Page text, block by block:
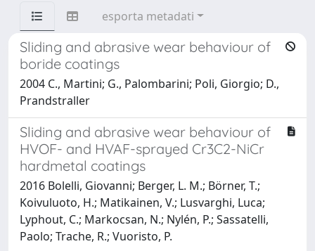
esporta metadati
Sliding and abrasive wear behaviour of
boride coatings
2004 C., Martini; G., Palombarini; Poli, Giorgio; D.,
Prandstraller
Sliding and abrasive wear behaviour of
HVOF- and HVAF-sprayed Cr3C2-NiCr
hardmetal coatings
2016 Bolelli, Giovanni; Berger, L. M.; Börner, T.;
Koivuluoto, H.; Matikainen, V.; Lusvarghi, Luca;
Lyphout, C.; Markocsan, N.; Nylén, P.; Sassatelli,
Paolo; Trache, R.; Vuoristo, P.